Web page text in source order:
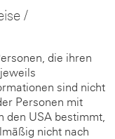
/
die ihren
sind nicht
Personen mit
den USA bestimmt,
nicht nach